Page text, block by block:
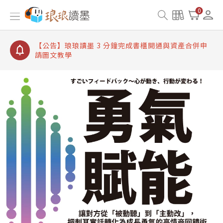
0
【公告】琅琅讀墨書櫃開通常見問題
【公告】琅琅讀墨 3 分鐘完成書櫃開通與資產合併申
【公告】琅琅書店服務升級重要說明及資產合併結果
查詢